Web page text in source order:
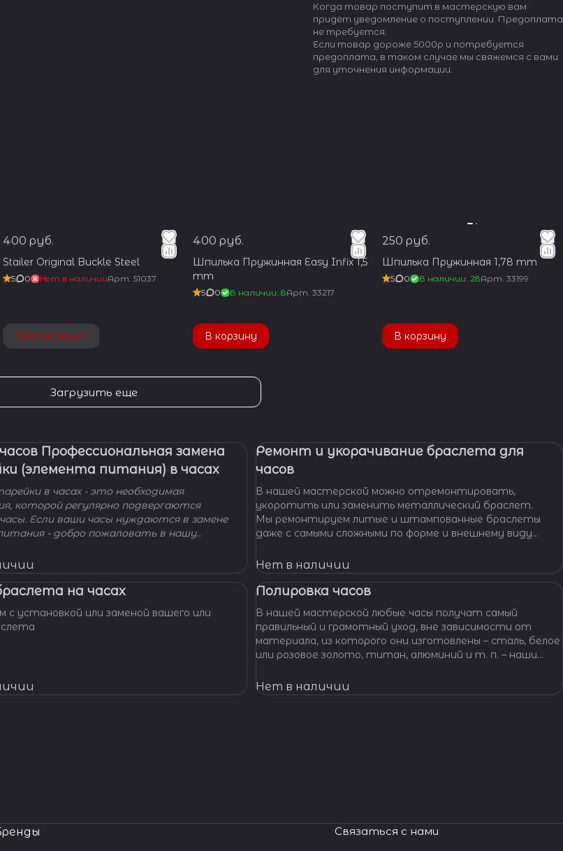
Когда товар поступит в мастерскую вам
придёт уведомление о поступлении. Предоплата
не требуется.
Если товар дороже 5000р и потребуется
предоплата, в таком случае мы свяжемся с вами
для уточнения информации.
400 руб.
Stailer Original Buckle Steel
5 0 Нет в наличииАрт.51037
Подписаться
400 руб.
Шпилька Пружинная Easy Infix 1,5
mm
5 0 В наличии: 8Арт. 33217
В корзину
250 руб.
Шпилька Пружинная 1,78 mm
5 0 В наличии: 28Арт. 33199
В корзину
Загрузить еще
Профессиональная замена
(элемента питания) в часах
в часах - это необходимая
которой регулярно подвергаются
Если ваши часы нуждаются в замене
- добро пожаловать в нашу
вашу проблему и произведут замену
быстро, качественно и по
Ремонт и укорачивание браслета для
часов
В нашей мастерской можно отремонтировать,
укоротить или заменить металлический браслет.
Мы ремонтируем литые и штампованные браслеты
даже с самыми сложными по форме и внешнему виду
Нет в наличии
на часах
с установкой или заменой вашего или
Полировка часов
В нашей мастерской любые часы получат самый
правильный и грамотный уход, вне зависимости от
материала, из которого они изготовлены – сталь, белое
или розовое золото, титан, алюминий и т. п. – наши
материал.
Нет в наличии
Связаться с нами